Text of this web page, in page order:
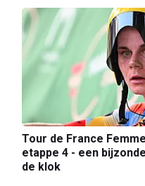
Tour de France
etappe 4 - een
de klok